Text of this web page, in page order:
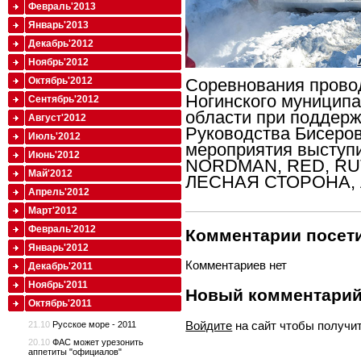
Соревнования
Ногинского
области при
Руководства
мероприятия
NORDMAN, RED,
ЛЕСНАЯ СТОРОНА,
Комментарии
Комментариев нет
Новый
Войдите на сайт чтобы
Февраль'2013
Январь'2013
Декабрь'2012
Ноябрь'2012
Октябрь'2012
Сентябрь'2012
Август'2012
Июль'2012
Июнь'2012
Май'2012
Апрель'2012
Март'2012
Февраль'2012
Январь'2012
Декабрь'2011
Ноябрь'2011
Октябрь'2011
21.10 Русское море - 2011
20.10 ФАС может урезонить
аппетиты "официалов"